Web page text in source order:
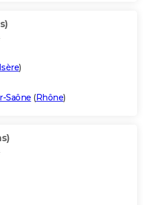
)
Saône (Rhône)